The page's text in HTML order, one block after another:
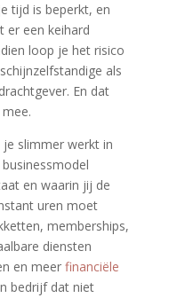
tijd is beperkt, en
er een keihard
loop je het risico
als
En dat
slimmer werkt in
en waarin jij de
uren moet
memberships,
diensten
en meer financiële
bedrijf dat niet